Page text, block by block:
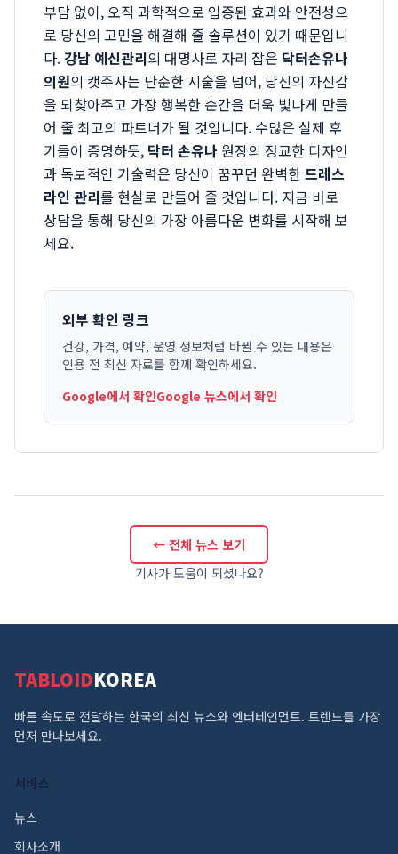
부담 없이, 오직 과학적으로 입증된 효과와 안전성으
로 당신의 고민을 해결해 줄 솔루션이 있기 때문입니
다.강남 예신관리의 대명사로 자리 잡은 닥터손유나
의원의 캣주사는 단순한 시술을 넘어, 당신의 자신감
을 되찾아주고 가장 행복한 순간을 더욱 빛나게 만들
어 줄 최고의 파트너가 될 것입니다. 수많은 실제 후
기들이 증명하듯, 닥터 손유나 원장의 정교한 디자인
과 독보적인 기술력은 당신이 꿈꾸던 완벽한드레스
라인 관리를 현실로 만들어 줄 것입니다. 지금 바로
상담을 통해 당신의 가장 아름다운 변화를 시작해 보
세요.
외부 확인 링크
건강, 가격, 예약, 운영 정보처럼 바뀔 수 있는 내용은
인용 전 최신 자료를 함께 확인하세요.
Google에서 확인Google 뉴스에서 확인
← 전체 뉴스 보기
기사가 도움이 되셨나요?
TABLOIDKOREA
빠른 속도로 전달하는 한국의 최신 뉴스와 엔터테인먼트. 트렌드를 가장
먼저 만나보세요.
서비스
뉴스
회사소개